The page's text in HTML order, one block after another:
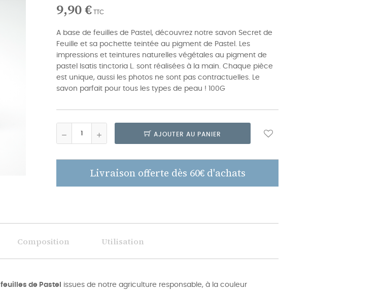
9,90 € TTC
A base de feuilles de Pastel, découvrez notre savon Secret de
Feuille et sa pochette teintée au pigment de Pastel. Les
impressions et teintures naturelles végétales au pigment de
pastel Isatis tinctoria L. sont réalisées à la main. Chaque pièce
est unique, aussi les photos ne sont pas contractuelles. Le
savon parfait pour tous les types de peau ! 100G
AJOUTER AU PANIER
Livraison offerte dès 60€ d'achats
Composition Utilisation
feuilles de Pastel
issues de notre agriculture responsable, à la couleur